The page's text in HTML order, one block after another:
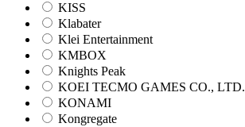
KISS
Klabater
Klei Entertainment
KMBOX
Knights Peak
KOEI TECMO GAMES CO., LTD.
KONAMI
Kongregate